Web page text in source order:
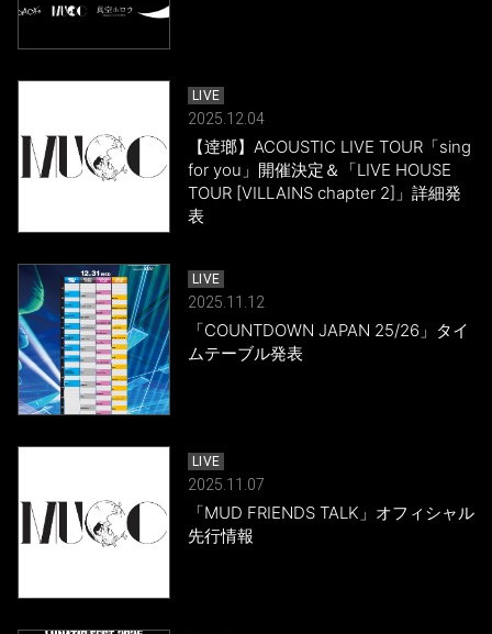
LIVE
2025.12.04
【逹瑯】ACOUSTIC LIVE TOUR「sing
for you」開催決定＆「LIVE HOUSE
TOUR [VILLAINS chapter 2]」詳細発
表
LIVE
2025.11.12
「COUNTDOWN JAPAN 25/26」タイ
ムテーブル発表
LIVE
2025.11.07
「MUD FRIENDS TALK」オフィシャル
先行情報